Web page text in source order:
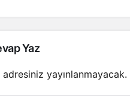
Yaz
yayınlanmayacak.